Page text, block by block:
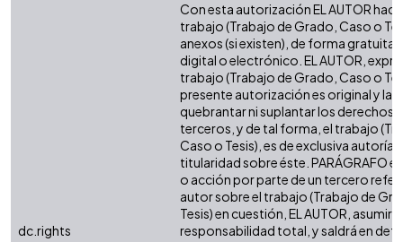
dc.rights
Con esta autorización EL AUTOR
trabajo (Trabajo de Grado, Caso o
anexos (si existen), de forma gratuita
digital o electrónico. EL AUTOR,
trabajo (Trabajo de Grado, Caso o
presente autorización es original y la
quebrantar ni suplantar los derechos
terceros, y de tal forma, el trabajo
Caso o Tesis), es de exclusiva autoría
titularidad sobre éste. PARÁGRAFO
o acción por parte de un tercero
autor sobre el trabajo (Trabajo de
Tesis) en cuestión, EL AUTOR, asumirá
responsabilidad total, y saldrá en